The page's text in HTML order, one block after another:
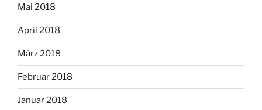
Mai 2018
April 2018
März 2018
Februar 2018
Januar 2018